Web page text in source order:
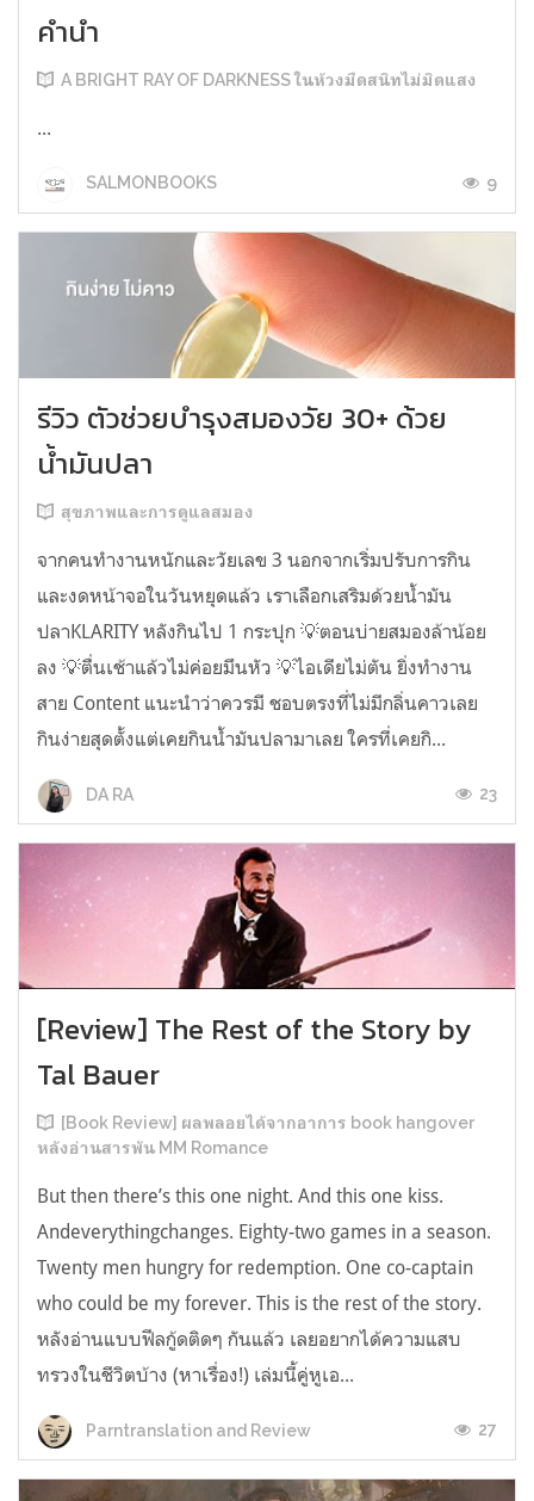
คำนำ
A BRIGHT RAY OF DARKNESS ในห้วงมืดสนิทไม่มิดแสง
...
SALMONBOOKS 9
รีวิว ตัวช่วยบำรุงสมองวัย 30+ ด้วย
น้ำมันปลา
สุขภาพและการดูแลสมอง
จากคนทำงานหนักและวัยเลข 3 นอกจากเริ่มปรับการกิน
และงดหน้าจอในวันหยุดแล้ว เราเลือกเสริมด้วยน้ำมัน
ปลาKLARITY หลังกินไป 1 กระปุก 💡ตอนบ่ายสมองล้าน้อย
ลง 💡ตื่นเช้าแล้วไม่ค่อยมึนหัว 💡ไอเดียไม่ตัน ยิ่งทำงาน
สาย Content แนะนำว่าควรมี ชอบตรงที่ไม่มีกลิ่นคาวเลย
กินง่ายสุดตั้งแต่เคยกินน้ำมันปลามาเลย ใครที่เคยกิ...
DA RA 23
[Review] The Rest of the Story by
Tal Bauer
[Book Review] ผลพลอยได้จากอาการ book hangover
หลังอ่านสารพัน MM Romance
But then there’s this one night. And this one kiss.
Andeverythingchanges. Eighty-two games in a season.
Twenty men hungry for redemption. One co-captain
who could be my forever. This is the rest of the story.
หลังอ่านแบบฟีลกู้ดติดๆ กันแล้ว เลยอยากได้ความแสบ
ทรวงในชีวิตบ้าง (หาเรื่อง!) เล่มนี้คู่หูเอ...
Parntranslation and Review 27